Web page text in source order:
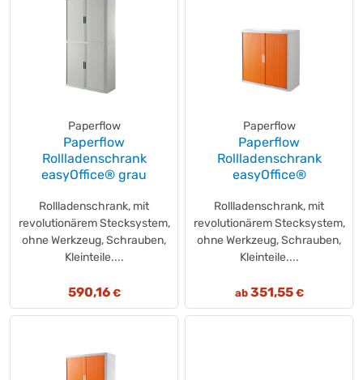
Paperflow
Paperflow
Rollladenschrank
easyOffice® grau
Rollladenschrank, mit
revolutionärem Stecksystem,
ohne Werkzeug, Schrauben,
Kleinteile....
590,16€
Paperflow
Paperflow
Rollladenschrank
easyOffice®
Rollladenschrank, mit
revolutionärem Stecksystem,
ohne Werkzeug, Schrauben,
Kleinteile....
ab 351,55€